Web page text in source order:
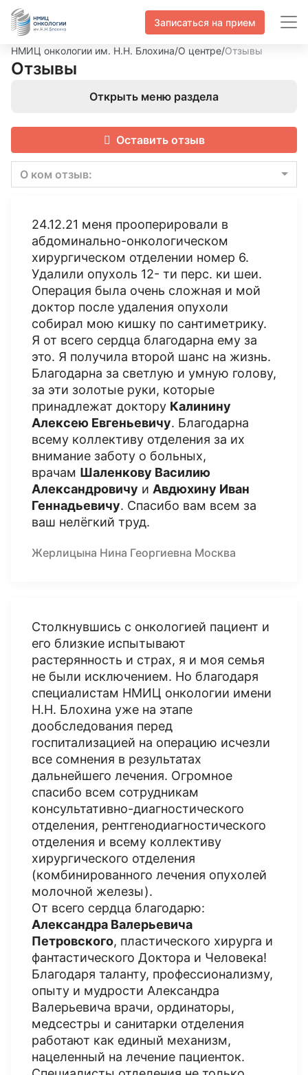
Записаться на прием
НМИЦ онкологии им. Н.Н. Блохина/О центре/Отзывы
Отзывы
Открыть меню раздела
Оставить отзыв
О ком отзыв:
24.12.21 меня прооперировали в
абдоминально-онкологическом
хирургическом отделении номер 6.
Удалили опухоль 12- ти перс. ки шеи.
Операция была очень сложная и мой
доктор после удаления опухоли
собирал мою кишку по сантиметрику.
Я от всего сердца благодарна ему за
это. Я получила второй шанс на жизнь.
Благодарна за светлую и умную голову,
за эти золотые руки, которые
принадлежат доктору Калинину
Алексею Евгеньевичу. Благодарна
всему коллективу отделения за их
внимание заботу о больных,
врачам Шаленкову Василию
Александровичу и Авдюхину Иван
Геннадьевичу. Спасибо вам всем за
ваш нелёгкий труд.
Жерлицына Нина Георгиевна Москва
Столкнувшись с онкологией пациент и
его близкие испытывают
растерянность и страх, я и моя семья
не были исключением. Но благодаря
специалистам НМИЦ онкологии имени
Н.Н. Блохина уже на этапе
дообследования перед
госпитализацией на операцию исчезли
все сомнения в результатах
дальнейшего лечения. Огромное
спасибо всем сотрудникам
консультативно-диагностического
отделения, рентгенодиагностического
отделения и всему коллективу
хирургического отделения
(комбинированного лечения опухолей
молочной железы).
От всего сердца благодарю:
Александра Валерьевича
Петровского, пластического хирурга и
фантастического Доктора и Человека!
Благодаря таланту, профессионализму,
опыту и мудрости Александра
Валерьевича врачи, ординаторы,
медсестры и санитарки отделения
работают как единый механизм,
нацеленный на лечение пациенток.